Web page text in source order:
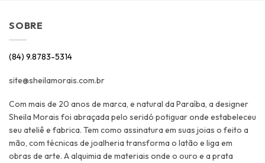
SOBRE
(84) 9.8783-5314
site@sheilamorais.com.br
Com mais de 20 anos de marca, e natural da Paraíba, a designer
Sheila Morais foi abraçada pelo seridó potiguar onde estabeleceu
seu ateliê e fabrica. Tem como assinatura em suas joias o feito a
mão, com técnicas de joalheria transforma o latão e liga em
obras de arte. A alquimia de materiais onde o ouro e a prata